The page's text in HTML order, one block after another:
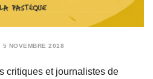
5 NOVEMBRE 2018
2018critiques et journalistes de